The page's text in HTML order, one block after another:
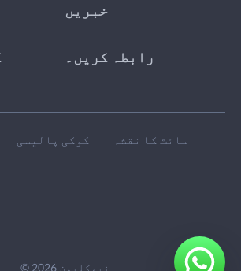
خبریں
رابطہ کریں۔
کوکی پالیسی سائٹ کا نقشہ
© 2026 نیوکلیون